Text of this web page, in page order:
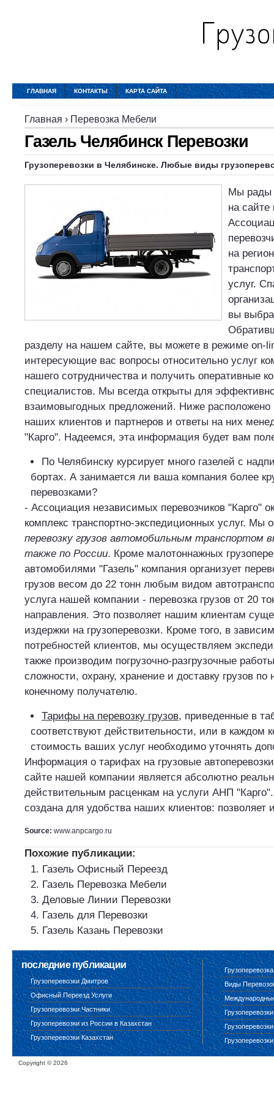
ГЛАВНАЯ КОНТАКТЫ КАРТА САЙТА
Главная › Перевозка Мебели
Газель Челябинск Перевозки
Грузоперевозки в Челябинске. Любые виды
Мы рады
на сайте
на
услуг.
вы
разделу на нашем сайте, вы можете в режиме on-
интересующие вас вопросы относительно услуг
нашего сотрудничества и получить оперативные
специалистов. Мы всегда открыты для
взаимовыгодных предложений. Ниже расположено
наших клиентов и партнеров и ответы на них
"Карго". Надеемся, эта информация будет вам
По Челябинску курсирует много газелей с
бортах. А занимается ли ваша компания более
перевозками?
- Ассоциация независимых перевозчиков "Карго"
комплекс транспортно-экспедиционных услуг. Мы
перевозку грузов автомобильным транспортом
также по России. Кроме малотоннажных
автомобилями "Газель" компания организует
грузов весом до 22 тонн любым видом
услуга нашей компании - перевозка грузов от 20
направления. Это позволяет нашим клиентам
издержки на грузоперевозки. Кроме того, в
потребностей клиентов, мы осуществляем
также производим погрузочно-разгрузочные
сложности, охрану, хранение и доставку грузов по
конечному получателю.
Тарифы на перевозку грузов, приведенные в
соответствуют действительности, или в каждом
стоимость ваших услуг необходимо уточнять
Информация о тарифах на грузовые
сайте нашей компании является абсолютно
действительным расценкам на услуги АНП
создана для удобства наших клиентов: позволяет
Source: www.anpcargo.ru
Похожие публикации:
Газель Офисный Переезд
Газель Перевозка Мебели
Деловые Линии Перевозки
Газель для Перевозки
Газель Казань Перевозки
последние публикации
Грузоперевозки Дмитров
Офисный Переезд Услуги
Грузоперевозки Частники
Грузоперевозки из России в Казахстан
Грузоперевозки Казахстан
Виды
Copyright ©2026